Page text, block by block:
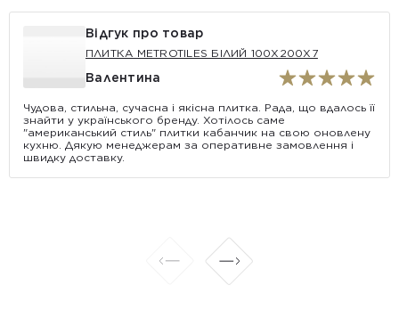
Відгук про товар
ПЛИТКА METROTILES БІЛИЙ 100X200X7
Валентина
Чудова, стильна, сучасна і якісна плитка. Рада, що вдалось її
знайти у українського бренду. Хотілось саме
"американський стиль" плитки кабанчик на свою оновлену
кухню. Дякую менеджерам за оперативне замовлення і
швидку доставку.